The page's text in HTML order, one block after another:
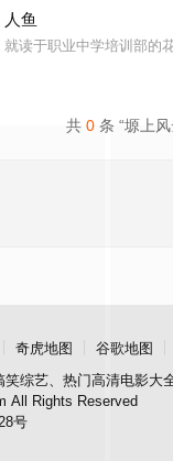
。这纸人身上，竟贴着父
喜欢你，哲学和生物
举办的小型军事演习
人鱼
就读于职业中学培训部的
共 0 条 “塬上
奇虎地图 谷歌地图
综艺、热门高清电影大
All Rights Reserved
号